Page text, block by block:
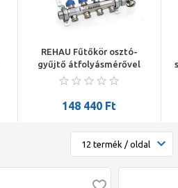
REHAU Fűtőkör osztó-
gyűjtő átfolyásmérővel
HKV-D 10 CrNi külső
13802001102)
148 440 Ft